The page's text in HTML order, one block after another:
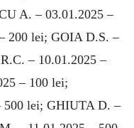
A. – 03.01.2025 –
200 lei; GOIA D.S. –
– 10.01.2025 –
– 100 lei;
500 lei; GHIUTA D. –